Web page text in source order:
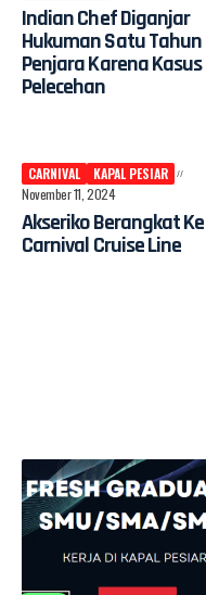
Indian Chef Diganjar
Hukuman Satu Tahun
Penjara Karena Kasus
Pelecehan
CARNIVAL
KAPAL PESIAR
November 11, 2024
Akseriko Berangkat Ke
Carnival Cruise Line